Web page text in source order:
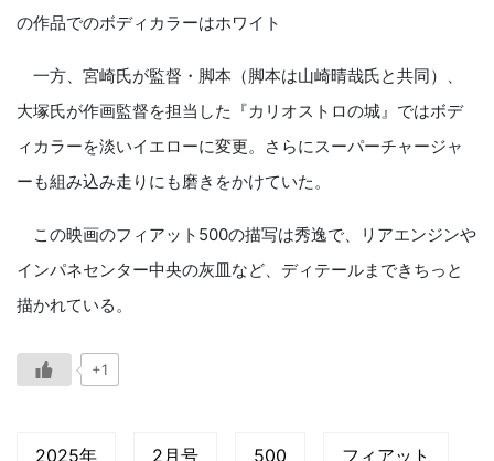
の作品でのボディカラーはホワイト
一方、宮崎氏が監督・脚本（脚本は山崎晴哉氏と共同）、
大塚氏が作画監督を担当した『カリオストロの城』ではボデ
ィカラーを淡いイエローに変更。さらにスーパーチャージャ
ーも組み込み走りにも磨きをかけていた。
この映画のフィアット500の描写は秀逸で、リアエンジンや
インパネセンター中央の灰皿など、ディテールまできちっと
描かれている。
+1
2025年 2月号 500 フィアット